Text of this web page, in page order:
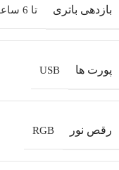
بازدهی باتری تا 6 ساعت با 50% حجم صدا
پورت‌ ها USB
رقص نور RGB